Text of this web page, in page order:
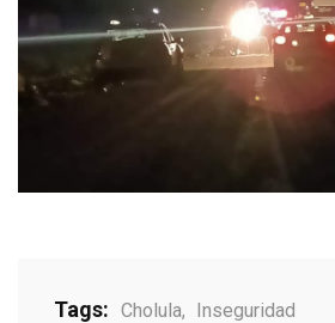
Tags: Cholula, Inseguridad